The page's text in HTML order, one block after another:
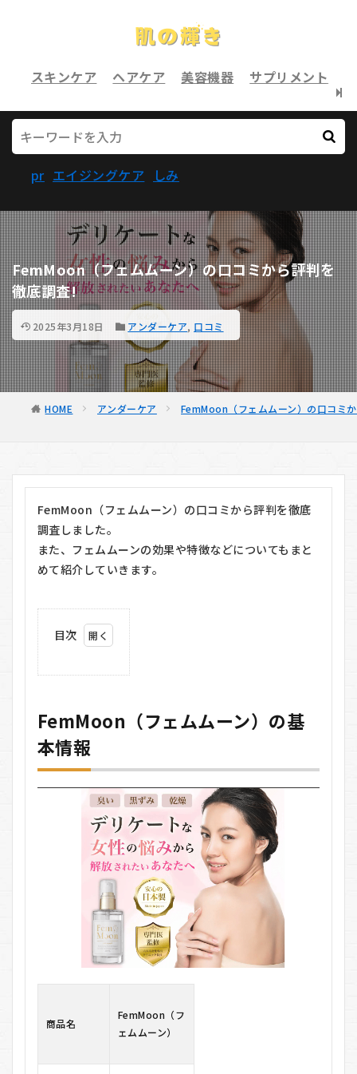
スキンケア ヘアケア 美容機器 サプリメント
pr エイジングケア しみ
FemMoon（フェムムーン）の口コミから評判を
徹底調査!
2025年3月18日 アンダーケア, 口コミ
HOME アンダーケア FemMoon（フェムムーン）の口コミ
FemMoon（フェムムーン）の口コミから評判を徹底
調査しました。
また、フェムムーンの効果や特徴などについてもまと
めて紹介していきます。
目次
2
FemMoon（フ
ェムムーン）
の悪い口コミ
FemMoon（フ
ェムムーン）
の良い口コミ
FemMoon（フ
ェムムーン）
FemMoon（フ
ェムムーン）
の利用方法
ステ
イル
FemMoon（フェムムーン）の基
本情報
商品名
FemMoon（フ
ェムムーン）